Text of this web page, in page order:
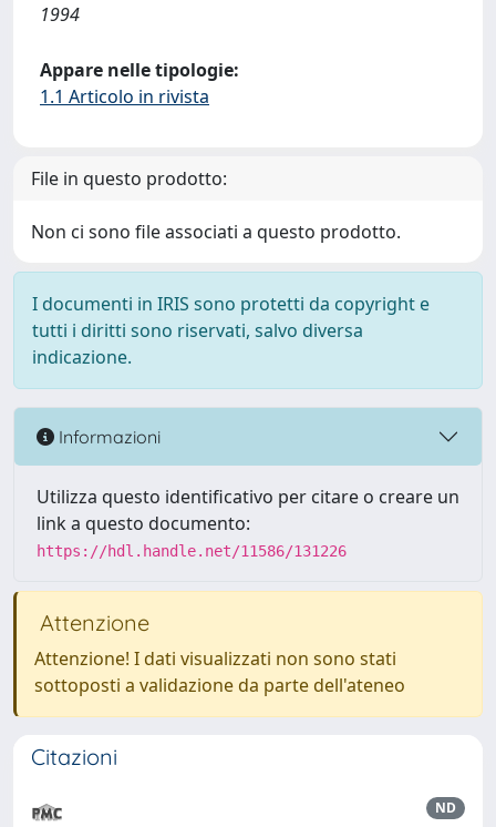
1994
Appare nelle tipologie:
1.1 Articolo in rivista
File in questo prodotto:
Non ci sono file associati a questo prodotto.
I documenti in IRIS sono protetti da copyright e
tutti i diritti sono riservati, salvo diversa
indicazione.
Informazioni
Utilizza questo identificativo per citare o creare un
link a questo documento:
https://hdl.handle.net/11586/131226
Attenzione
Attenzione! I dati visualizzati non sono stati
sottoposti a validazione da parte dell'ateneo
Citazioni
ND